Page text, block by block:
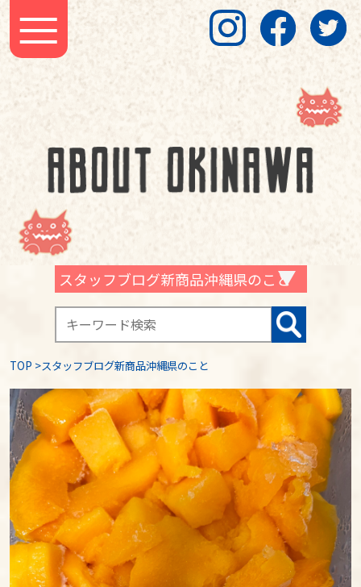
スタッフブログ新商品沖縄県のこと
TOP >スタッフブログ新商品沖縄県のこと